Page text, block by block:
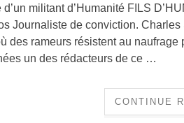
militant d’Humanité FILS
Journaliste de conviction.
des rameurs résistent au naufrage
un des rédacteurs de ce …
CONTINUE